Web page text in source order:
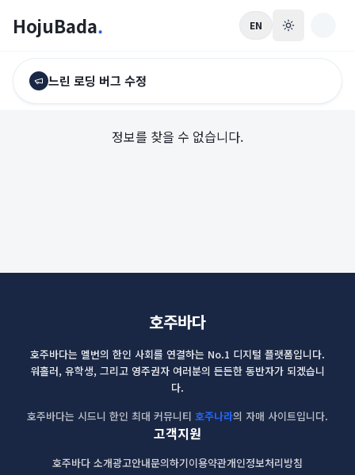
HojuBada. EN
느린 로딩 버그 수정
정보를 찾을 수 없습니다.
호주바다
호주바다는 멜번의 한인 사회를 연결하는 No.1 디지털 플랫폼입니다.
워홀러, 유학생, 그리고 영주권자 여러분의 든든한 동반자가 되겠습니
다.
호주바다는 시드니 한인 최대 커뮤니티 호주나라의 자매 사이트입니다.
고객지원
호주바다 소개광고안내문의하기이용약관개인정보처리방침